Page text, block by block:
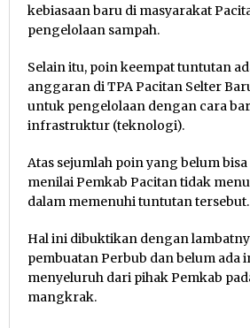
kebiasaan baru di masyarakat
pengelolaan sampah.
Selain itu, poin keempat tuntutan
anggaran di TPA Pacitan Selter
untuk pengelolaan dengan cara
infrastruktur (teknologi).
Atas sejumlah poin yang belum
menilai Pemkab Pacitan tidak
dalam memenuhi tuntutan tersebut.
Hal ini dibuktikan dengan
pembuatan Perbub dan belum ada
menyeluruh dari pihak Pemkab
mangkrak.